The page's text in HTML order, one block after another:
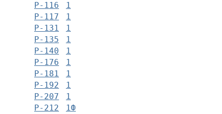
Р-116
1
Р-117
1
Р-131
1
Р-135
1
Р-140
1
Р-176
1
Р-181
1
Р-192
1
Р-207
1
Р-212
1Ф